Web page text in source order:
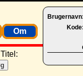
Om
Titel: